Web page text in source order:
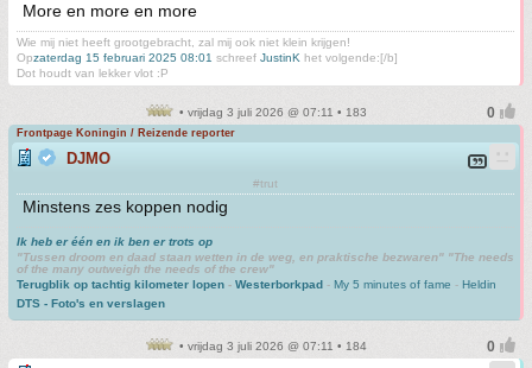
More en more en more
Wie mij niet heeft grootgebracht, zal mij ook niet klein krijgen!
Opzaterdag 15 februari 2025 08:01 schreef JustinK het volgende:[/b]
Dot houdt van lekker vlot :P
• vrijdag 3 juli 2026 @ 07:11 • 183
Frontpage Koningin / Reizende reporter
DJMO
#trut
Minstens zes koppen nodig
Ik heb er één en ik ben er trots op
"Tussen droom en daad staan wetten in de weg, en praktische bezwaren" "The needs
of the many outweigh the needs of the crew"
Terugblik op tachtig kilometer lopen - Westerborkpad - My 5 minutes of fame - Heldin
DTS - Foto's en verslagen
• vrijdag 3 juli 2026 @ 07:11 • 184